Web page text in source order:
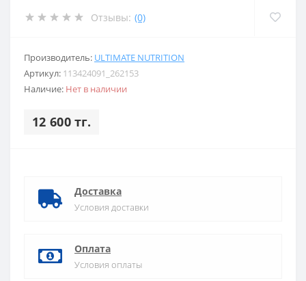
Отзывы: (0)
Производитель: ULTIMATE NUTRITION
Артикул: 113424091_262153
Наличие: Нет в наличии
12 600 тг.
Доставка
Условия доставки
Оплата
Условия оплаты